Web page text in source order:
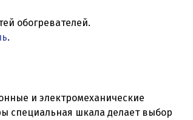
обогревателей.
.
и электромеханические
специальная шкала делает выбор